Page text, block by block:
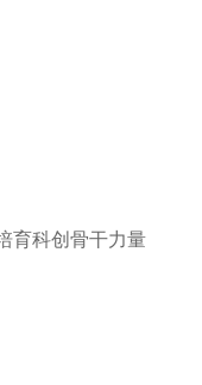
育科创骨干力量